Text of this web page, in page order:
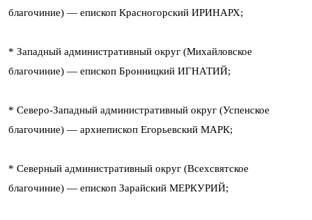
благочиние) — епископ Красногорский ИРИНАРХ;
* Западный административный округ (Михайловское
благочиние) — епископ Бронницкий ИГНАТИЙ;
* Северо-Западный административный округ (Успенское
благочиние) — архиепископ Егорьевский МАРК;
* Северный административный округ (Всехсвятское
благочиние) — епископ Зарайский МЕРКУРИЙ;